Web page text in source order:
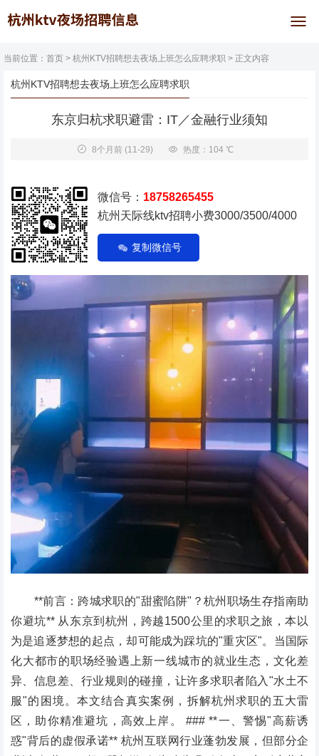
当前位置： 首页 > 杭州KTV招聘想去夜场上班怎么应聘求职 > 正文内容
杭州KTV招聘想去夜场上班怎么应聘求职
东京归杭求职避雷：IT／金融行业须知
8个月前(11-29) 热度：104 ℃
微信号： 18758265455
杭州天际线ktv招聘小费3000/3500/4000
复制微信号
**前言：跨城求职的"甜蜜陷阱"？杭州职场生存指南助
你避坑** 从东京到杭州，跨越1500公里的求职之旅，本以
为是追逐梦想的起点，却可能成为踩坑的"重灾区"。当国际
化大都市的职场经验遇上新一线城市的就业生态，文化差
异、信息差、行业规则的碰撞，让许多求职者陷入"水土不
服"的困境。本文结合真实案例，拆解杭州求职的五大雷
区，助你精准避坑，高效上岸。 ### **一、警惕"高薪诱
惑"背后的虚假承诺** 杭州互联网行业蓬勃发展，但部分企